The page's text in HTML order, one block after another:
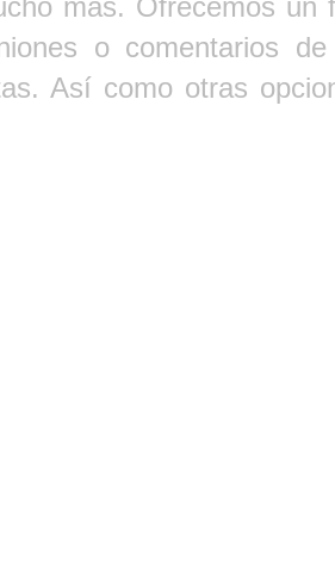
o comentarios
Así como otras